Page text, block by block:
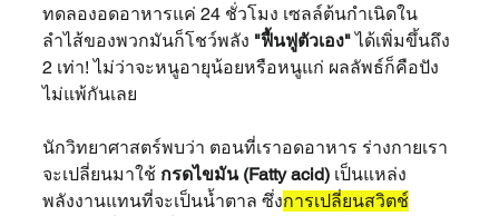
ทดลองอดอาหารแค่ 24 ชั่วโมง เซลล์ต้นกำเนิดใน
ลำไส้ของพวกมันก็โชว์พลัง "ฟื้นฟูตัวเอง" ได้เพิ่มขึ้นถึง
2 เท่า! ไม่ว่าจะหนูอายุน้อยหรือหนูแก่ ผลลัพธ์ก็คือปัง
ไม่แพ้กันเลย
นักวิทยาศาสตร์พบว่า ตอนที่เราอดอาหาร ร่างกายเรา
จะเปลี่ยนมาใช้ กรดไขมัน (Fatty acid) เป็นแหล่ง
พลังงานแทนที่จะเป็นน้ำตาล ซึ่งการเปลี่ยนสวิตช์